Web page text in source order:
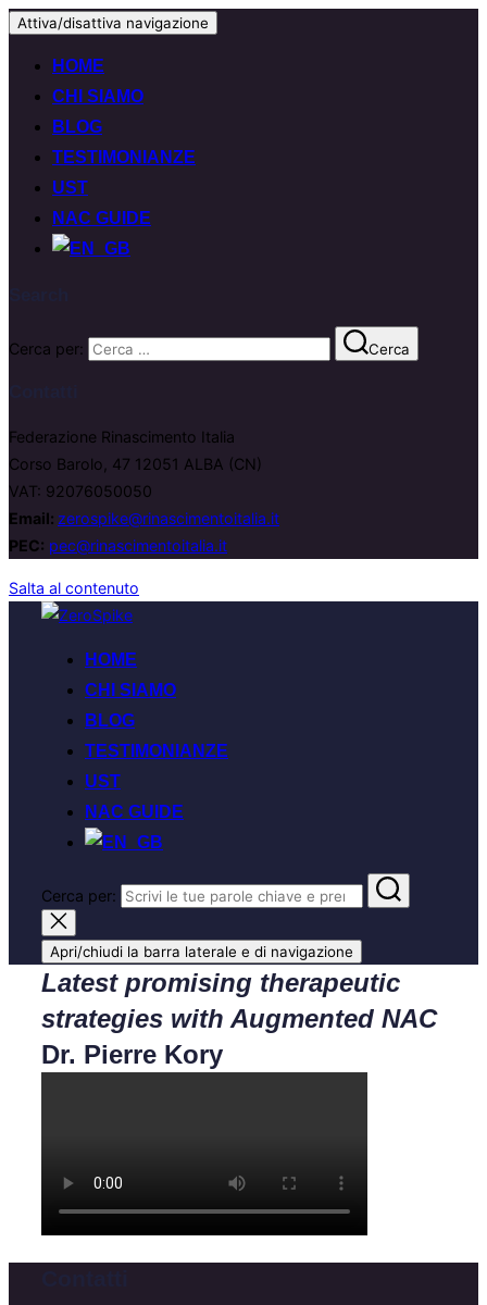
Attiva/disattiva navigazione
HOME
CHI SIAMO
BLOG
TESTIMONIANZE
UST
NAC GUIDE
Cerca per: Cerca
Federazione Rinascimento Italia
Corso Barolo, 47 12051 ALBA (CN)
VAT: 92076050050
Email: zerospike@rinascimentoitalia.it
PEC: pec@rinascimentoitalia.it
Salta al contenuto
HOME
CHI SIAMO
BLOG
TESTIMONIANZE
UST
NAC GUIDE
Cerca per:
Apri/chiudi la barra laterale e di navigazione
Latest promising therapeutic
strategies with Augmented NAC
Dr. Pierre Kory